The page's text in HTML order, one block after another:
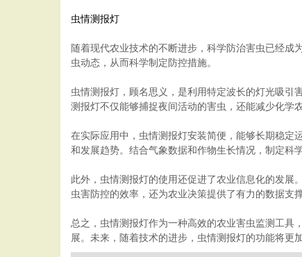
虫情测报灯
随着现代农业技术的不断进步，科学防治害虫已经
虫动态，从而科学制定防控措施。
虫情测报灯，顾名思义，是利用特定波长的灯光吸引
测报灯不仅能够捕捉夜间活动的害虫，还能减少化学
在实际应用中，虫情测报灯安装简便，能够长期稳定
和发展趋势。结合气象数据和作物生长情况，制定科
此外，虫情测报灯的使用还促进了农业信息化的发展
虫害防控的效率，还为农业决策提供了有力的数据支撑
总之，虫情测报灯作为一种高效的农业害虫监测工具
展。未来，随着技术的进步，虫情测报灯的功能将更